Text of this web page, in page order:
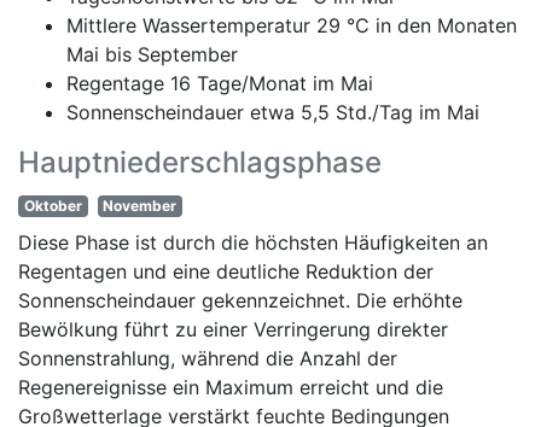
Mittlere Wassertemperatur 29 °C in den Monaten
Mai bis September
Regentage 16 Tage/Monat im Mai
Sonnenscheindauer etwa 5,5 Std./Tag im Mai
Hauptniederschlagsphase
Oktober November
Diese Phase ist durch die höchsten Häufigkeiten an
Regentagen und eine deutliche Reduktion der
Sonnenscheindauer gekennzeichnet. Die erhöhte
Bewölkung führt zu einer Verringerung direkter
Sonnenstrahlung, während die Anzahl der
Regenereignisse ein Maximum erreicht und die
Großwetterlage verstärkt feuchte Bedingungen